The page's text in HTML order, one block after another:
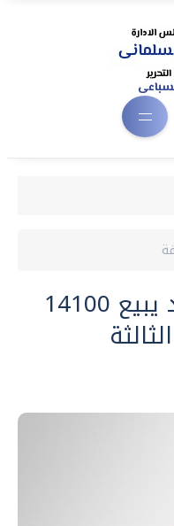
ألبوم " برونى" الجديد يبيع 14100